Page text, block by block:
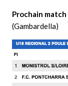
Prochain match
(Gambardella)